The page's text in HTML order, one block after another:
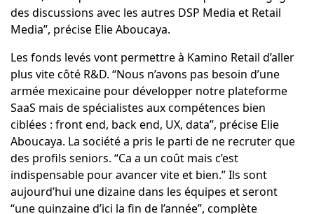
des discussions avec les autres DSP Media et Retail
Media”, précise Elie Aboucaya.
Les fonds levés vont permettre à Kamino Retail d’aller
plus vite côté R&D. “Nous n’avons pas besoin d’une
armée mexicaine pour développer notre plateforme
SaaS mais de spécialistes aux compétences bien
ciblées : front end, back end, UX, data”, précise Elie
Aboucaya. La société a pris le parti de ne recruter que
des profils seniors. “Ca a un coût mais c’est
indispensable pour avancer vite et bien.” Ils sont
aujourd’hui une dizaine dans les équipes et seront
“une quinzaine d’ici la fin de l’année”, complète